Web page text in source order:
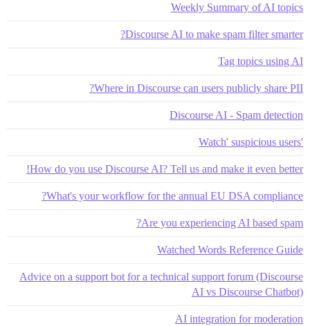
Weekly Summary of AI topics
Discourse AI to make spam filter smarter?
Tag topics using AI
Where in Discourse can users publicly share PII?
Discourse AI - Spam detection
'Watch' suspicious users
How do you use Discourse AI? Tell us and make it even better!
What's your workflow for the annual EU DSA compliance?
Are you experiencing AI based spam?
Watched Words Reference Guide
Advice on a support bot for a technical support forum (Discourse
AI vs Discourse Chatbot)
AI integration for moderation